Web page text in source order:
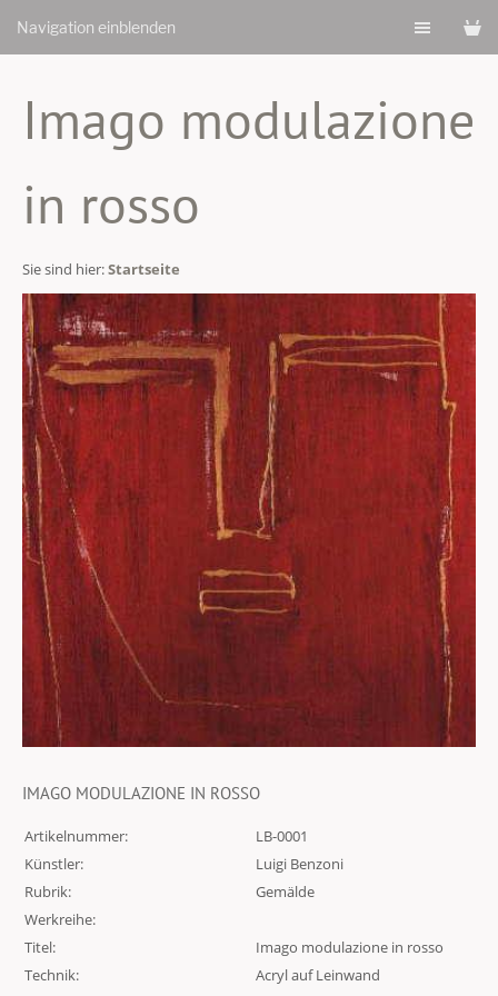
Navigation einblenden
Imago modulazione
in rosso
Sie sind hier:Startseite
IMAGO MODULAZIONE IN ROSSO
Artikelnummer:
LB-0001
Künstler:
Luigi Benzoni
Rubrik:
Gemälde
Werkreihe:
Titel:
Imago modulazione in rosso
Technik:
Acryl auf Leinwand